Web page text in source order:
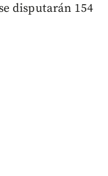
disputarán 154